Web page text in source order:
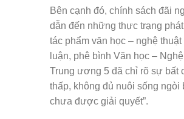
Bên cạnh đó, chính sách đãi
dẫn đến những thực trạng
tác phẩm văn học – nghệ
luận, phê bình Văn học –
Trung ương 5 đã chỉ rõ sự bất
thấp, không đủ nuôi sống
chưa được giải quyết”.